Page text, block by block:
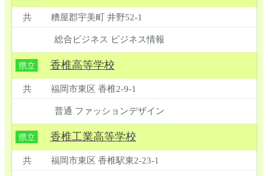
共 糟屋郡宇美町 井野52-1
総合ビジネス ビジネス情報
県立 香椎高等学校
共 福岡市東区 香椎2-9-1
普通 ファッションデザイン
県立 香椎工業高等学校
共 福岡市東区 香椎駅東2-23-1